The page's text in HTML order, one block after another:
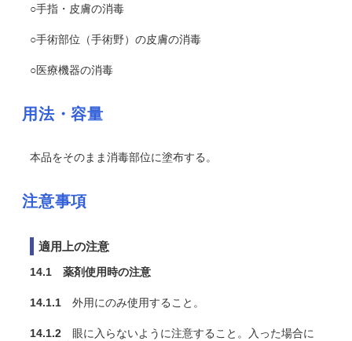
○手指・皮膚の消毒
○手術部位（手術野）の皮膚の消毒
○医療機器の消毒
用法・容量
本品をそのまま消毒部位に塗布する。
注意事項
適用上の注意
14.1 薬剤使用時の注意
14.1.1 外用にのみ使用すること。
14.1.2 眼に入らないように注意すること。入った場合に